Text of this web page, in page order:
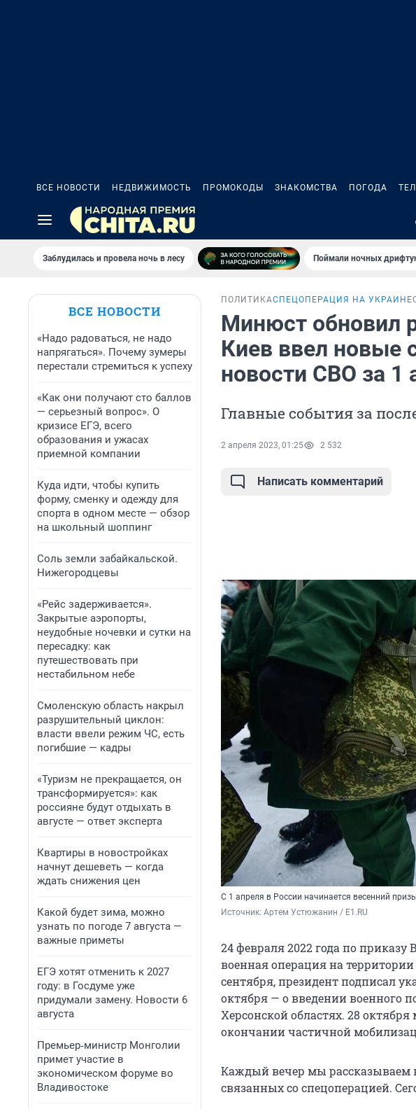
ВСЕ НОВОСТИ НЕДВИЖИМОСТЬ ПРОМОКОДЫ ЗНАКОМСТВА ПОГОДА
Заблудилась и провела ночь в лесу Поймали ночных
ВСЕ НОВОСТИ
«Надо радоваться, не надо
напрягаться». Почему зумеры
перестали стремиться к успеху
«Как они получают сто баллов
— серьезный вопрос». О
кризисе ЕГЭ, всего
образования и ужасах
приемной компании
Куда идти, чтобы купить
форму, сменку и одежду для
спорта в одном месте — обзор
на школьный шоппинг
Соль земли забайкальской.
Нижегородцевы
«Рейс задерживается».
Закрытые аэропорты,
неудобные ночевки и сутки на
пересадку: как
путешествовать при
нестабильном небе
Смоленскую область накрыл
разрушительный циклон:
власти ввели режим ЧС, есть
погибшие — кадры
«Туризм не прекращается, он
трансформируется»: как
россияне будут отдыхать в
августе — ответ эксперта
Квартиры в новостройках
начнут дешеветь — когда
ждать снижения цен
Какой будет зима, можно
узнать по погоде 7 августа —
важные приметы
ЕГЭ хотят отменить к 2027
году: в Госдуме уже
придумали замену. Новости 6
августа
Премьер‑министр Монголии
примет участие в
экономическом форуме во
Владивостоке
ПОЛИТИКАСПЕЦОПЕРАЦИЯ НА УКРАИНЕ
Минюст обновил
Киев ввел новые
новости СВО за 1
Главные события за
2 апреля 2023, 01:25 2 532
Написать комментарий
С 1 апреля в России начинается весенний
Источник: Артем Устюжанин / E1.RU
24 февраля 2022 года по
военная операция на
сентября, президент подписал
октября — о введении военного
Херсонской областях. 28
окончании частичной
Каждый вечер мы рассказываем
связанных со спецоперацией.